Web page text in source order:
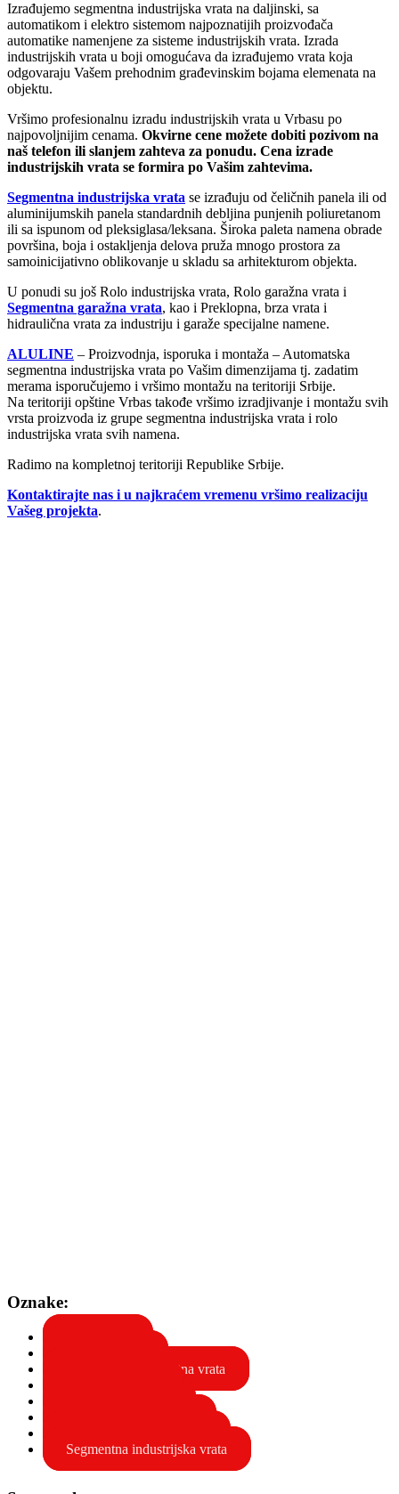
Izrađujemo segmentna industrijska vrata na daljinski, sa
automatikom i elektro sistemom najpoznatijih proizvođača
automatike namenjene za sisteme industrijskih vrata. Izrada
industrijskih vrata u boji omogućava da izrađujemo vrata koja
odgovaraju Vašem prehodnim građevinskim bojama elemenata na
objektu.
Vršimo profesionalnu izradu industrijskih vrata u Vrbasu po
najpovoljnijim cenama. Okvirne cene možete dobiti pozivom na
naš telefon ili slanjem zahteva za ponudu. Cena izrade
industrijskih vrata se formira po Vašim zahtevima.
Segmentna industrijska vrata se izrađuju od čeličnih panela ili od
aluminijumskih panela standardnih debljina punjenih poliuretanom
ili sa ispunom od pleksiglasa/leksana. Široka paleta namena obrade
površina, boja i ostakljenja delova pruža mnogo prostora za
samoinicijativno oblikovanje u skladu sa arhitekturom objekta.
U ponudi su još Rolo industrijska vrata, Rolo garažna vrata i
Segmentna garažna vrata, kao i Preklopna, brza vrata i
hidraulična vrata za industriju i garaže specijalne namene.
ALULINE – Proizvodnja, isporuka i montaža – Automatska
segmentna industrijska vrata po Vašim dimenzijama tj. zadatim
merama isporučujemo i vršimo montažu na teritoriji Srbije.
Na teritoriji opštine Vrbas takođe vršimo izradjivanje i montažu svih
vrsta proizvoda iz grupe segmentna industrijska vrata i rolo
industrijska vrata svih namena.
Radimo na kompletnoj teritoriji Republike Srbije.
Kontaktirajte nas i u najkraćem vremenu vršimo realizaciju
Vašeg projekta.
Oznake:
Industrijska segmentna vrata
Segmentna industrijska vrata